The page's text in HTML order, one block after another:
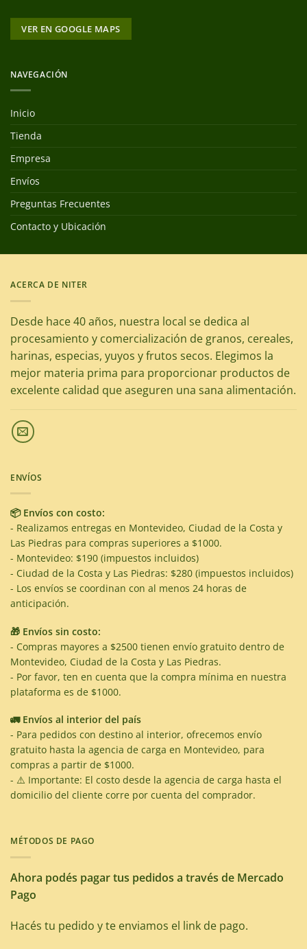
VER EN GOOGLE MAPS
NAVEGACIÓN
Inicio
Tienda
Empresa
Envíos
Preguntas Frecuentes
Contacto y Ubicación
ACERCA DE NITER
Desde hace 40 años, nuestra local se dedica al
procesamiento y comercialización de granos, cereales,
harinas, especias, yuyos y frutos secos. Elegimos la
mejor materia prima para proporcionar productos de
excelente calidad que aseguren una sana alimentación.
ENVÍOS
📦 Envíos con costo:
- Realizamos entregas en Montevideo, Ciudad de la Costa y
Las Piedras para compras superiores a $1000.
- Montevideo: $190 (impuestos incluidos)
- Ciudad de la Costa y Las Piedras: $280 (impuestos incluidos)
- Los envíos se coordinan con al menos 24 horas de
anticipación.
🎁 Envíos sin costo:
- Compras mayores a $2500 tienen envío gratuito dentro de
Montevideo, Ciudad de la Costa y Las Piedras.
- Por favor, ten en cuenta que la compra mínima en nuestra
plataforma es de $1000.
🚛 Envíos al interior del país
- Para pedidos con destino al interior, ofrecemos envío
gratuito hasta la agencia de carga en Montevideo, para
compras a partir de $1000.
- ⚠️ Importante: El costo desde la agencia de carga hasta el
domicilio del cliente corre por cuenta del comprador.
MÉTODOS DE PAGO
Ahora podés pagar tus pedidos a través de Mercado
Pago
Hacés tu pedido y te enviamos el link de pago.